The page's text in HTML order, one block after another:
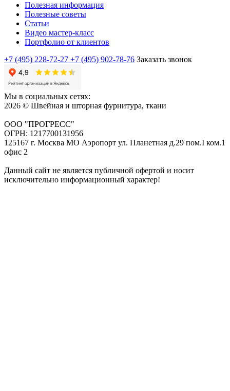
Полезная информация
Полезные советы
Статьи
Видео мастер-класс
Портфолио от клиентов
+7 (495) 228-72-27 +7 (495) 902-78-76 Заказать звонок
Мы в социальных сетях:
2026 © Швейная и шторная фурнитура, ткани
ООО "ПРОГРЕСС"
ОГРН: 1217700131956
125167 г. Москва МО Аэропорт ул. Планетная д.29 пом.I ком.1
офис 2
Данный сайт не является публичной офертой и носит
исключительно информационный характер!